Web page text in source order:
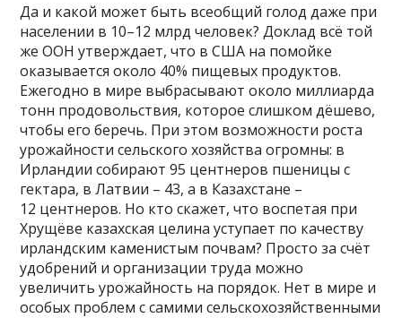
Да и какой может быть всеобщий голод даже при
населении в 10–12 млрд человек? Доклад всё той
же ООН утверждает, что в США на помойке
оказывается около 40% пищевых продуктов.
Ежегодно в мире выбрасывают около миллиарда
тонн продовольствия, которое слишком дёшево,
чтобы его беречь. При этом возможности роста
урожайности сельского хозяйства огромны: в
Ирландии собирают 95 центнеров пшеницы с
гектара, в Латвии – 43, а в Казахстане –
12 центнеров. Но кто скажет, что воспетая при
Хрущёве казахская целина уступает по качеству
ирландским каменистым почвам? Просто за счёт
удобрений и организации труда можно
увеличить урожайность на порядок. Нет в мире и
особых проблем с самими сельскохозяйственными